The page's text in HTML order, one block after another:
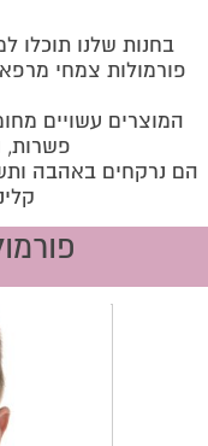
בחנות שלנו תוכלו
פורמולות צמחי
המוצרים עשויים
פשרות,
הם נרקחים באהבה